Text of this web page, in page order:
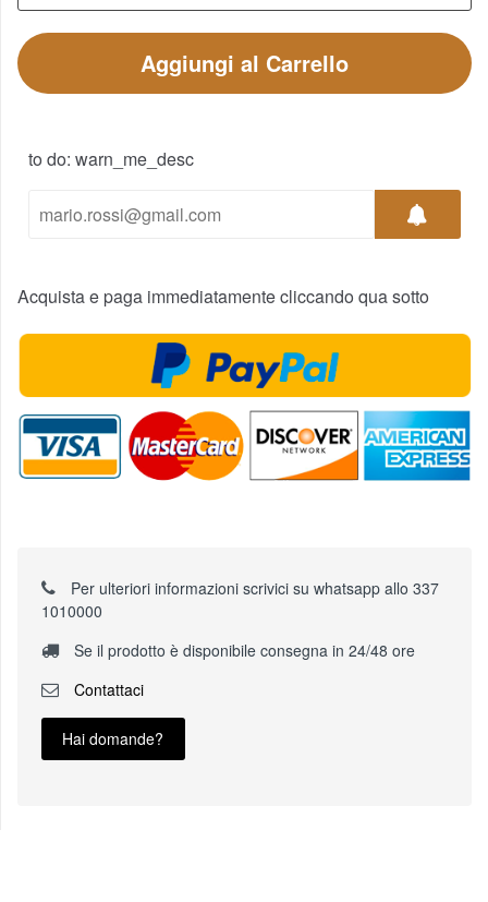
Aggiungi al Carrello
to do: warn_me_desc
Acquista e paga immediatamente cliccando qua sotto
Per ulteriori informazioni scrivici su whatsapp allo 337
1010000
Se il prodotto è disponibile consegna in 24/48 ore
Contattaci
Hai domande?